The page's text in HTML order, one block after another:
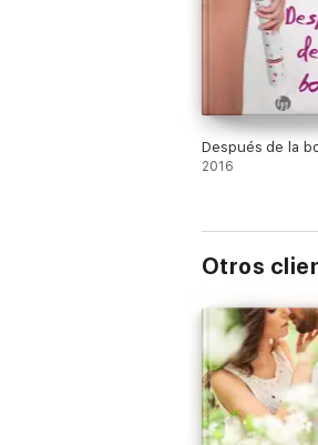
Después de la
2016
Otros